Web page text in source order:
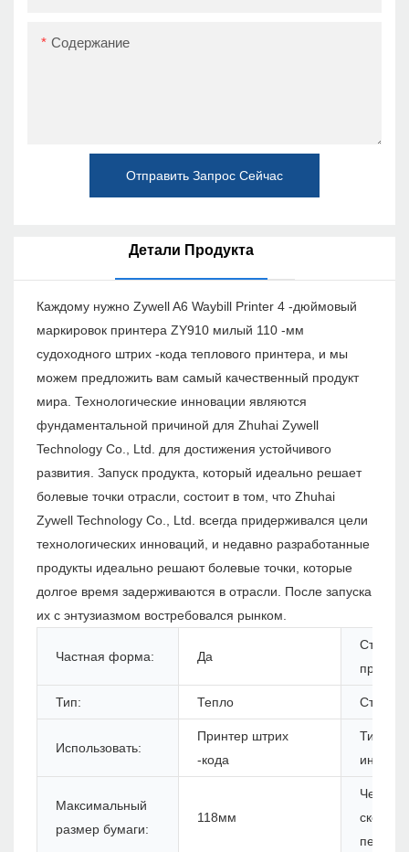
Содержание
Отправить Запрос Сейчас
Детали Продукта
Каждому нужно Zywell A6 Waybill Printer 4 -дюймовый
маркировок принтера ZY910 милый 110 -мм
судоходного штрих -кода теплового принтера, и мы
можем предложить вам самый качественный продукт
мира. Технологические инновации являются
фундаментальной причиной для Zhuhai Zywell
Technology Co., Ltd. для достижения устойчивого
развития. Запуск продукта, который идеально решает
болевые точки отрасли, состоит в том, что Zhuhai
Zywell Technology Co., Ltd. всегда придерживался цели
технологических инноваций, и недавно разработанные
продукты идеально решают болевые точки, которые
долгое время задерживаются в отрасли. После запуска
их с энтузиазмом востребовался рынком.
Частная форма: Да
Статус
Тип: Тепло Стиль:
Использовать:
Принтер штрих
-кода
Тип
Максимальный
размер бумаги:
118мм
Черная
печати: